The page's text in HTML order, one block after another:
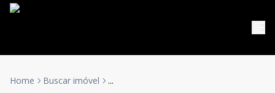
Home Buscar imóvel ...